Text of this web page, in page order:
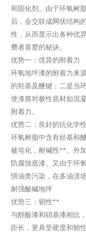
和固化剂。由于环氧树
后，会交联成网状结构
性，从而显示出各种优
费者喜爱的秘诀。
优势一：优异的附着力
环氧地坪漆的附着力来
的羟基及醚键；二是当
使漆膜对极性底材如混
附着力。
优势二：良好的抗化学
环氧树脂中含有烃基和
被皂化，耐碱性**。外
防腐蚀底漆。又由于环
惧油类污染，在多油渍
耐强酸碱地坪
优势三：韧性**
与醇酸漆和硝基漆相比
距长，更具坚硬度和韧